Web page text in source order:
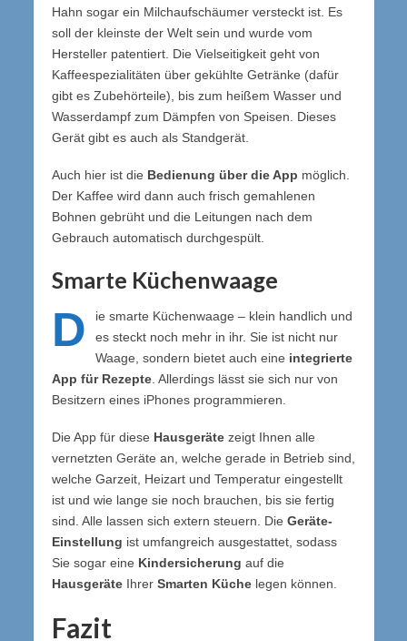
Hahn sogar ein Milchaufschäumer versteckt ist. Es
soll der kleinste der Welt sein und wurde vom
Hersteller patentiert. Die Vielseitigkeit geht von
Kaffeespezialitäten über gekühlte Getränke (dafür
gibt es Zubehörteile), bis zum heißem Wasser und
Wasserdampf zum Dämpfen von Speisen. Dieses
Gerät gibt es auch als Standgerät.
Auch hier ist die Bedienung über die App möglich.
Der Kaffee wird dann auch frisch gemahlenen
Bohnen gebrüht und die Leitungen nach dem
Gebrauch automatisch durchgespült.
Smarte Küchenwaage
D
ie smarte Küchenwaage – klein handlich und
es steckt noch mehr in ihr. Sie ist nicht nur
Waage, sondern bietet auch eine integrierte
App für Rezepte. Allerdings lässt sie sich nur von
Besitzern eines iPhones programmieren.
Die App für diese Hausgeräte zeigt Ihnen alle
vernetzten Geräte an, welche gerade in Betrieb sind,
welche Garzeit, Heizart und Temperatur eingestellt
ist und wie lange sie noch brauchen, bis sie fertig
sind. Alle lassen sich extern steuern. Die Geräte-
Einstellung ist umfangreich ausgestattet, sodass
Sie sogar eine Kindersicherung auf die
HausgeräteIhrer Smarten Küchelegen können.
Fazit